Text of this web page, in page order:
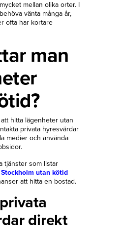
mellan olika orter. I
vänta många år,
ofta har kortare
man
hitta lägenheter utan
privata hyresvärdar
medier och använda
tjänster som listar
utan kötid
att hitta en bostad.
direkt